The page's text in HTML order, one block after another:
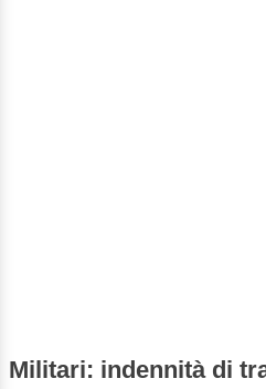
Militari: indennità di